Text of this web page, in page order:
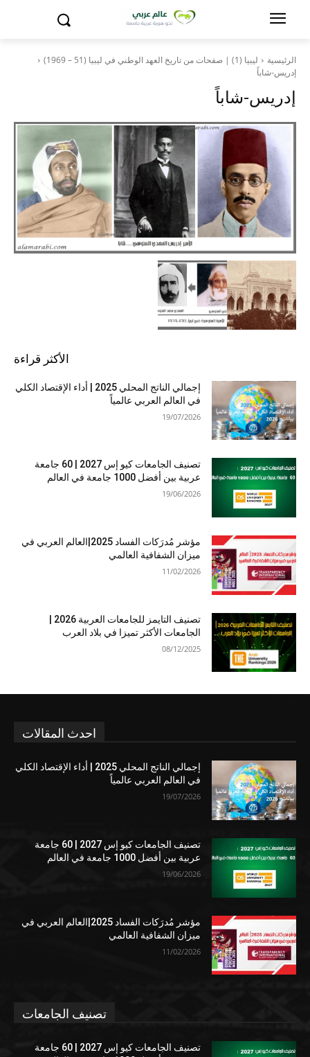
الرئيسية
ليبيا (1) | صفحات من تاريخ العهد الوطني في ليبيا (51 – 1969)
إدريس-شاباً
إدريس-شاباً
الأكثر قراءة
إجمالي الناتج المحلي 2025 | أداء الإقتصاد الكلي
في العالم العربي عالمياً
19/07/2026
تصنيف الجامعات كيو إس 2027 | 60 جامعة
عربية بين أفضل 1000 جامعة في العالم
19/06/2026
مؤشر مُدرَكات الفساد 2025|العالم العربي في
ميزان الشفافية العالمي
11/02/2026
الجامعات الأكثر تميزا في بلاد العرب
08/12/2025
احدث المقالات
إجمالي الناتج المحلي 2025 | أداء الإقتصاد الكلي
في العالم العربي عالمياً
19/07/2026
تصنيف الجامعات كيو إس 2027 | 60 جامعة
عربية بين أفضل 1000 جامعة في العالم
19/06/2026
مؤشر مُدرَكات الفساد 2025|العالم العربي في
ميزان الشفافية العالمي
11/02/2026
تصنيف الجامعات
تصنيف الجامعات كيو إس 2027 | 60 جامعة